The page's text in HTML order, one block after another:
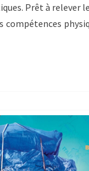
Prêt à relever
compétences